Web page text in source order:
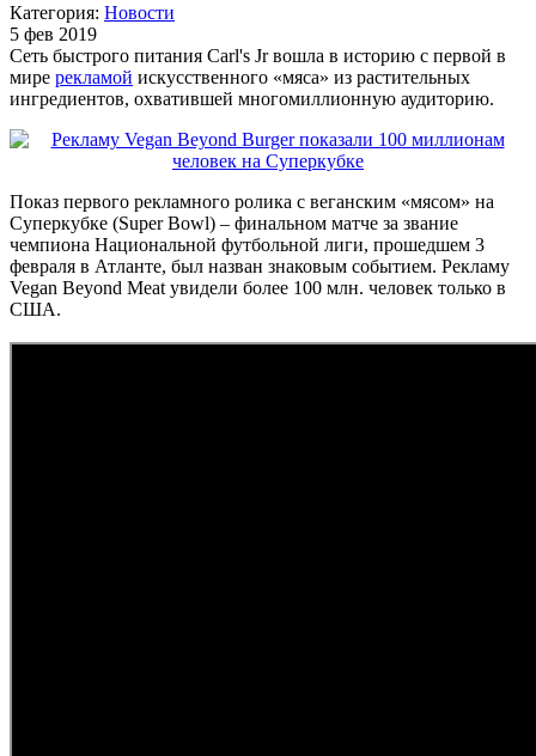
Категория: Новости
5 фев 2019
Сеть быстрого питания Carl's Jr вошла в историю с первой в
мире рекламой искусственного «мяса» из растительных
ингредиентов, охватившей многомиллионную аудиторию.
Показ первого рекламного ролика с веганским «мясом» на
Суперкубке (Super Bowl) – финальном матче за звание
чемпиона Национальной футбольной лиги, прошедшем 3
февраля в Атланте, был назван знаковым событием. Рекламу
Vegan Beyond Meat увидели более 100 млн. человек только в
США.